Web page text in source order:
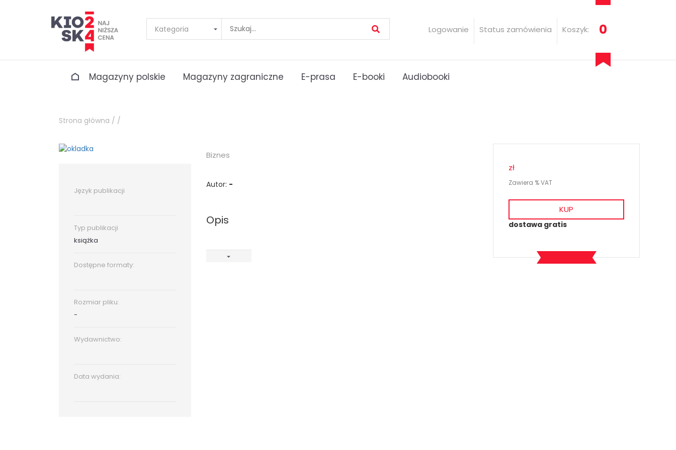
Logowanie Status zamówienia Koszyk: 0
Magazyny polskie Magazyny zagraniczne E-prasa E-booki Audiobooki
Strona główna / /
Język publikacji
Typ publikacji
książka
Dostępne formaty:
Rozmiar pliku:
-
Wydawnictwo:
Data wydania:
Biznes
Autor: -
Opis
zł
Zawiera % VAT
KUP
dostawa gratis